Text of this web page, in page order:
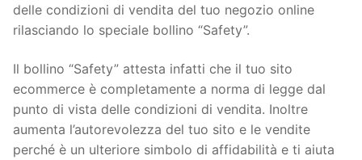
delle condizioni di vendita del tuo negozio online
rilasciando lo speciale bollino “Safety”.
Il bollino “Safety” attesta infatti che il tuo sito
ecommerce è completamente a norma di legge dal
punto di vista delle condizioni di vendita. Inoltre
aumenta l’autorevolezza del tuo sito e le vendite
perché è un ulteriore simbolo di affidabilità e ti aiuta